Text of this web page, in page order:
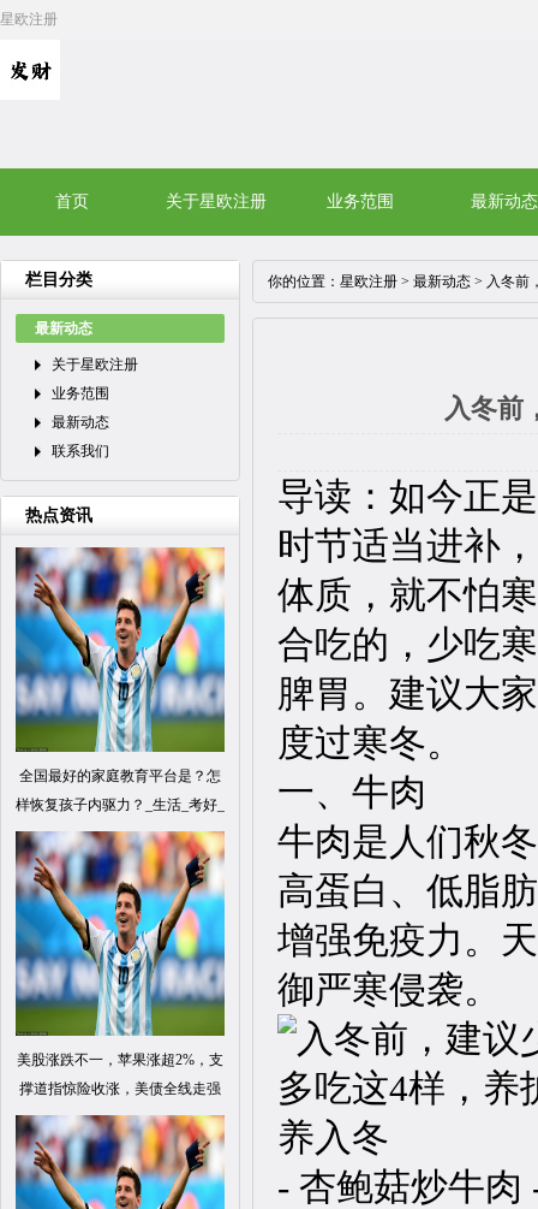
星欧注册
首页 关于星欧注册 业务范围 最新动态
栏目分类
最新动态
关于星欧注册
业务范围
最新动态
联系我们
热点资讯
全国最好的家庭教育平台是？怎
样恢复孩子内驱力？_生活_考好_
美股涨跌不一，苹果涨超2%，支
撑道指惊险收涨，美债全线走强
你的位置： 星欧注册 > 最新动态 > 入冬前
入冬前
导读：如今正
时节适当进补
体质，就不怕
合吃的，少吃
脾胃。建议大
度过寒冬。
一、牛肉
牛肉是人们秋
高蛋白、低脂
增强免疫力。
御严寒侵袭。
- 杏鲍菇炒牛肉